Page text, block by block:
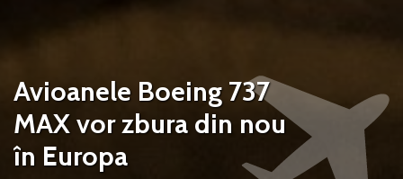
Avioanele Boeing 737
MAX vor zbura din nou
în Europa